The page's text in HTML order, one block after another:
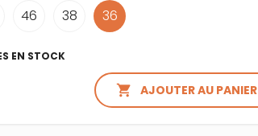
46 38 36
EN STOCK
 AJOUTER AU PANIER